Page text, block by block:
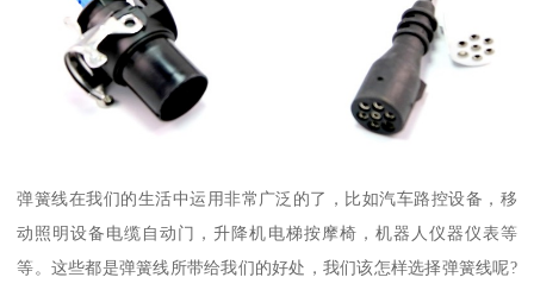
弹簧线在我们的生活中运用非常广泛的了，比如汽车路控设备，移
动照明设备电缆自动门，升降机电梯按摩椅，机器人仪器仪表等
等。这些都是弹簧线所带给我们的好处，我们该怎样选择弹簧线呢?